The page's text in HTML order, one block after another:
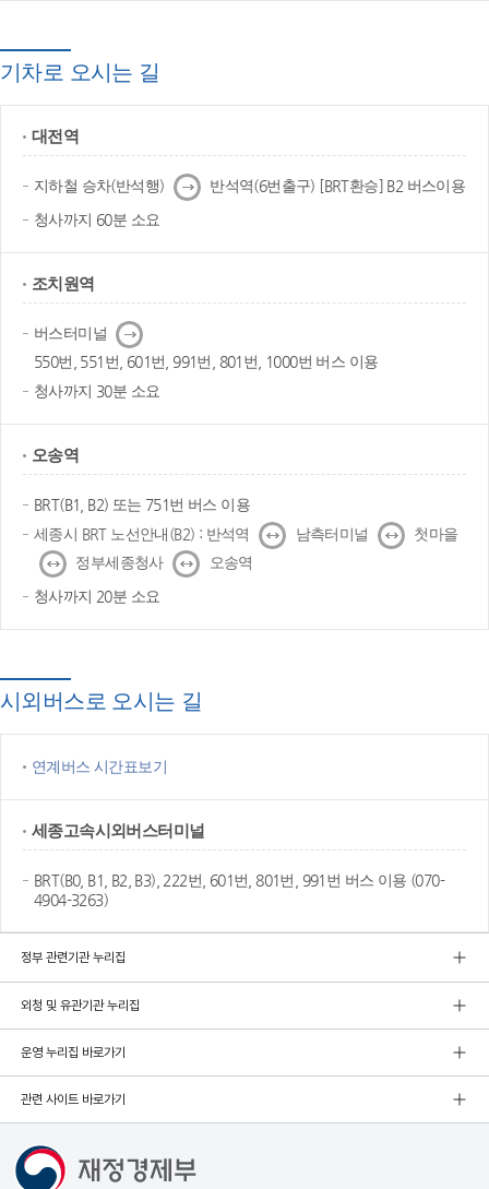
기차로 오시는 길
대전역
지하철 승차(반석행) 다
음
반석역(6번출구) [BRT환승] B2 버스이용
청사까지 60분 소요
조치원역
버스터미널 다
음
550번, 551번, 601번, 991번, 801번, 1000번 버스 이용
청사까지 30분 소요
오송역
BRT(B1, B2) 또는 751번 버스 이용
세종시 BRT 노선안내(B2) : 반석역
↔ 남측터미널 ↔
첫마을
↔
정부세종청사 ↔
오송역
청사까지 20분 소요
시외버스로 오시는 길
연계버스 시간표보기
세종고속시외버스터미널
BRT(B0, B1, B2, B3), 222번, 601번, 801번, 991번 버스 이용 (070-
4904-3263)
정부 관련기관 누리집
외청 및 유관기관 누리집
운영 누리집 바로가기
관련 사이트 바로가기